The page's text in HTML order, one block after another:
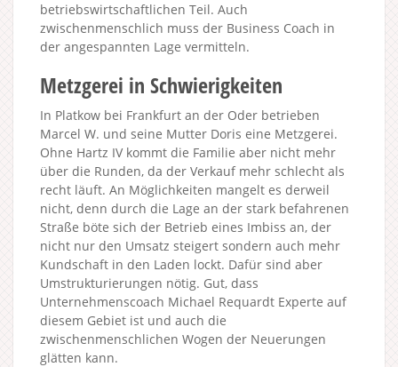
betriebswirtschaftlichen Teil. Auch
zwischenmenschlich muss der Business Coach in
der angespannten Lage vermitteln.
Metzgerei in Schwierigkeiten
In Platkow bei Frankfurt an der Oder betrieben
Marcel W. und seine Mutter Doris eine Metzgerei.
Ohne Hartz IV kommt die Familie aber nicht mehr
über die Runden, da der Verkauf mehr schlecht als
recht läuft. An Möglichkeiten mangelt es derweil
nicht, denn durch die Lage an der stark befahrenen
Straße böte sich der Betrieb eines Imbiss an, der
nicht nur den Umsatz steigert sondern auch mehr
Kundschaft in den Laden lockt. Dafür sind aber
Umstrukturierungen nötig. Gut, dass
Unternehmenscoach Michael Requardt Experte auf
diesem Gebiet ist und auch die
zwischenmenschlichen Wogen der Neuerungen
glätten kann.